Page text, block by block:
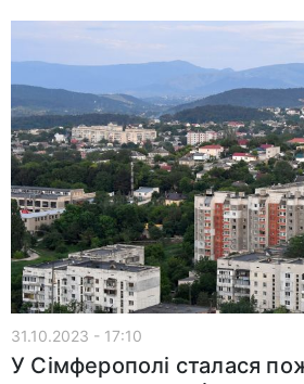
31.10.2023 - 17:10
У Сімферополі сталася